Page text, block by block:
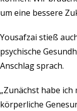
um eine bessere
Yousafzai stieß
psychische
Anschlag sprach.
„Zunächst habe
körperliche